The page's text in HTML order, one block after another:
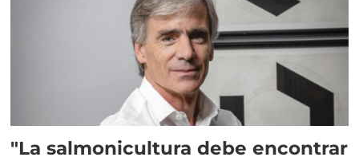
"La salmonicultura debe encontrar